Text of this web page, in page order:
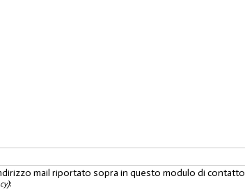
mail riportato sopra in questo modulo di contatto
: